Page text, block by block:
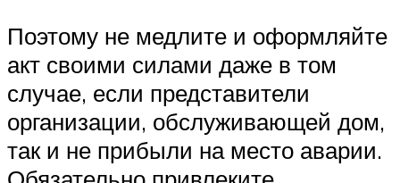
Поэтому не медлите и оформляйте
акт своими силами даже в том
случае, если представители
организации, обслуживающей дом,
так и не прибыли на место аварии.